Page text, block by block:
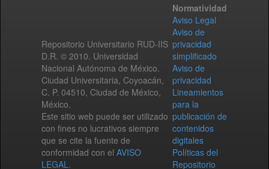
Repositorio Universitario RUD-IIS
D.R. © 2010. Universidad
Nacional Autónoma de México.
Ciudad Universitaria, Coyoacán,
C. P. 04510, Ciudad de México,
México.
Este sitio web puede ser utilizado
con fines no lucrativos siempre
que se cite la fuente de
conformidad con el AVISO
LEGAL.
Normatividad
Aviso Legal
Aviso de
privacidad
simplificado
Aviso de
privacidad
Lineamientos
para la
publicación de
contenidos
digitales
Políticas del
Repositorio